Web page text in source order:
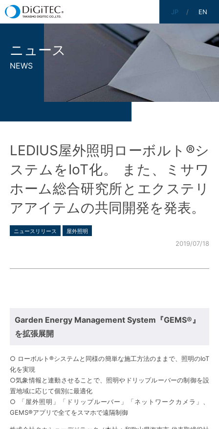
JP EN
ニュース
NEWS
LEDIUS屋外照明ローボルト®シ
ステムをIoT化。 また、ミサワ
ホーム総合研究所とエクステリ
アアイテムの共同開発を発表。
ニュースリリース 屋外照明
2019/07/18
Garden Energy Management System『GEMS®』
を拡張展開
○ ローボルト®システムと同様の簡単な施⼯⽅法のままで、照明のIoT
化を実現
○気象情報と連動させることで、照明やドリップルーバーの制御を設
置地域に応じて個別に最適化
○ 「屋外照明」「ドリップルーバー」「ネットワークカメラ」、
GEMS®アプリで全てをスマホで遠隔制御